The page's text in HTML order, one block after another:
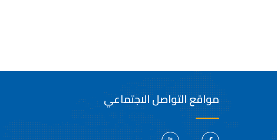
مواقع التواصل الاجتماعي